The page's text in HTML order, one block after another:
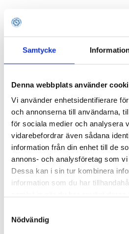
Samtycke
Denna webbplats använder
Vi använder enhetsidentifierare
och annonserna till användarna,
för sociala medier och analysera
vidarebefordrar även sådana
information från din enhet till de
annons- och analysföretag som
Dessa kan i sin tur kombinera
information som du har
Nödvändig
Application error: a client-side